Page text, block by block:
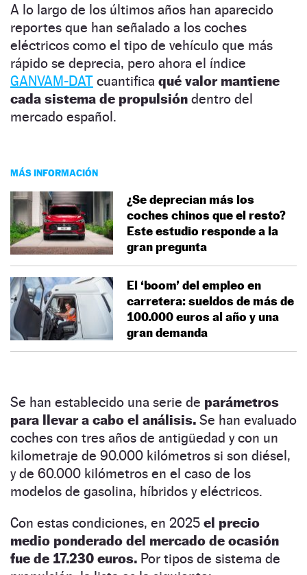
A lo largo de los últimos años han aparecido
reportes que han señalado a los coches
eléctricos como el tipo de vehículo que más
rápido se deprecia, pero ahora el índice
GANVAM-DAT cuantifica qué valor mantiene
cada sistema de propulsión dentro del
mercado español.
MÁS INFORMACIÓN
¿Se deprecian más los
coches chinos que el resto?
Este estudio responde a la
gran pregunta
El ‘boom’ del empleo en
carretera: sueldos de más de
100.000 euros al año y una
gran demanda
Se han establecido una serie de parámetros
para llevar a cabo el análisis. Se han evaluado
coches con tres años de antigüedad y con un
kilometraje de 90.000 kilómetros si son diésel,
y de 60.000 kilómetros en el caso de los
modelos de gasolina, híbridos y eléctricos.
Con estas condiciones, en 2025 el precio
medio ponderado del mercado de ocasión
fue de 17.230 euros. Por tipos de sistema de